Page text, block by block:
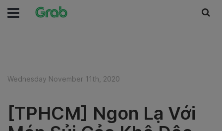
Wednesday November 11th, 2020
[TPHCM] Ngon Lạ Với